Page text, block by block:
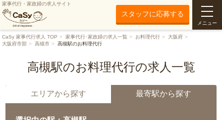
家事代行・家政婦の求人サイト
スタッフに応募する
メニュー
CaSy 家事代行求人 TOP 家事代行･家政婦の求人一覧 お料理代行
大阪府
大阪府市部
高槻市 高槻駅のお料理代行
高槻駅のお料理代行の求人一覧
エリアから探す 最寄駅から探す